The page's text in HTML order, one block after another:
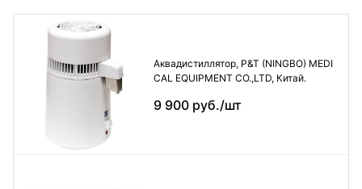
Аквадистиллятор, P&T (NINGBO) MEDI
CAL EQUIPMENT CO.,LTD, Китай.
9 900 руб./шт